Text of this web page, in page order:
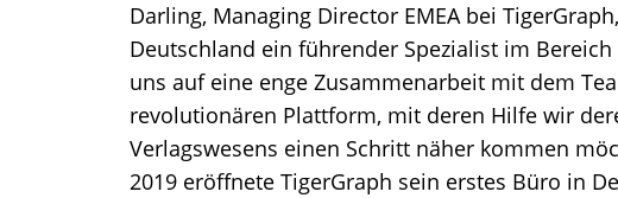
Darling, Managing Director EMEA bei
Deutschland ein führender Spezialist im
uns auf eine enge Zusammenarbeit mit dem
revolutionären Plattform, mit deren Hilfe wir
Verlagswesens einen Schritt näher kommen
2019 eröffnete TigerGraph sein erstes Büro in